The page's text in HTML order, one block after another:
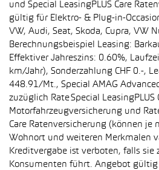
und Special LeasingPLUS Care
gültig für Elektro- & Plug-in-
VW, Audi, Seat, Skoda, Cupra, VW
Berechnungsbeispiel Leasing:
Effektiver Jahreszins: 0.60%,
km/Jahr), Sonderzahlung CHF 0.-,
448.91/Mt., Special AMAG
zuzüglich Rate Special LeasingPLUS
Motorfahrzeugversicherung und
Care Ratenversicherung (können je
Wohnort und weiteren Merkmalen
Kreditvergabe ist verboten, falls sie
Konsumenten führt. Angebot